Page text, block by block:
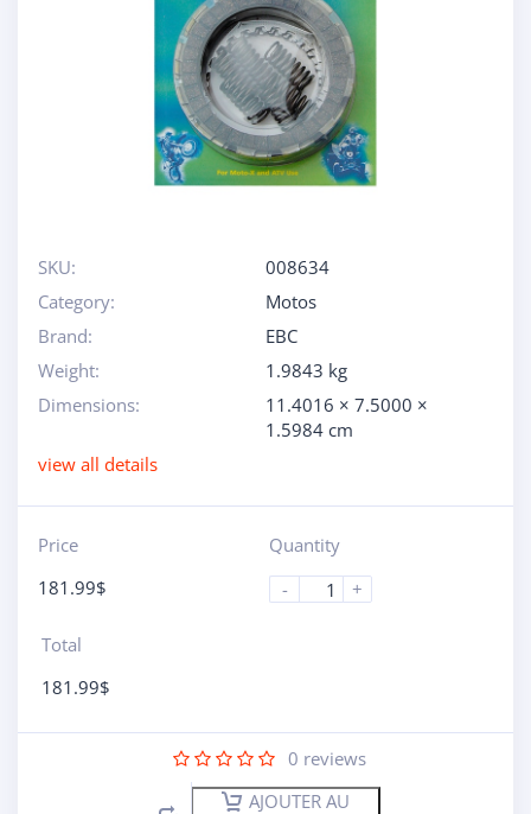
SKU:
008634
Category:
Motos
Brand:
EBC
Weight:
1.9843 kg
Dimensions:
11.4016 × 7.5000 ×
1.5984 cm
view all details
Price
181.99$
Quantity
-
+
Total
181.99$
0 reviews
AJOUTER AU